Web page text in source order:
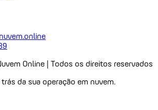
Online | Todos os direitos reservados
da sua operação em nuvem.